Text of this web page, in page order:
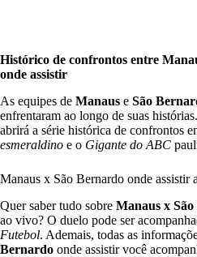
Histórico de confrontos entre
onde assistir
As equipes de Manaus e São
enfrentaram ao longo de suas
abrirá a série histórica de confrontos
esmeraldino e o Gigante do ABC
Manaus x São Bernardo onde assistir
Quer saber tudo sobre Manaus x
ao vivo? O duelo pode ser
Futebol. Ademais, todas as
Bernardo onde assistir você